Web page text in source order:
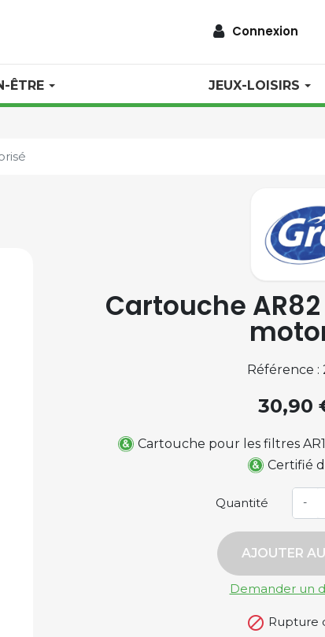
Connexion
ÊTRE JEUX-LOISIRS
Cartouche
Référence :
30,90
Cartouche pour les filtres
Certifié
Quantité -
AJOUTER
Demander un
 Rupture